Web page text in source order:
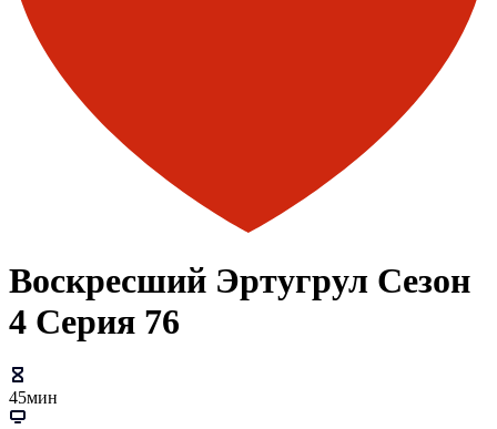
Воскресший Эртугрул Сезон
4 Серия 76
45мин